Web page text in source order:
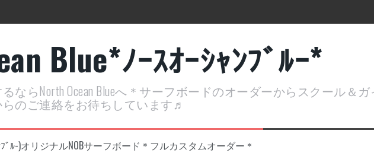
した！
ーーー！！！
と支部予選・検定開催決定！
Blue*ﾉｰｽｵｰｼｬﾝﾌﾞﾙｰ*
ならNorth Ocean Blueへ＊サーフボードのオーダーからスクール＆
のご連絡をお待ちしています♬
ｬﾝﾌﾞﾙ-)オリジナルNOBサーフボード＊フルカスタムオーダー＊